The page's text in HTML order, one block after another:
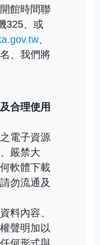
館時間聯
325、或
、
、我們將
合理使用
電子資源
嚴禁大
軟體下載
勿流通及
料內容、
聲明加以
何形式與